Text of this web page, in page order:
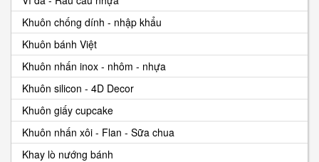
Khuôn chống dính - nhập khẩu
Khuôn bánh Việt
Khuôn nhấn inox - nhôm - nhựa
Khuôn silicon - 4D Decor
Khuôn giấy cupcake
Khuôn nhấn xôi - Flan - Sữa chua
Khay lò nướng bánh